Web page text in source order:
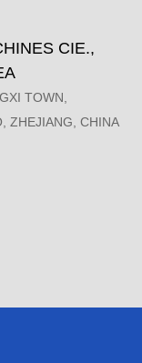
CIE.,
TOWN,
ZHEJIANG, CHINA